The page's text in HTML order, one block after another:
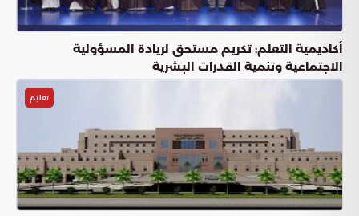
أكاديمية التعلم: تكريم مستحق لريادة المسؤولية
الاجتماعية وتنمية القدرات البشرية
تعليم